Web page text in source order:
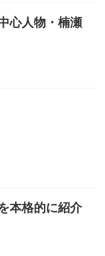
心人物・楠瀬
本格的に紹介